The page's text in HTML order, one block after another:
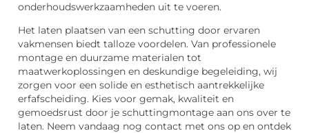
onderhoudswerkzaamheden uit te voeren.
Het laten plaatsen van een schutting door ervaren
vakmensen biedt talloze voordelen. Van professionele
montage en duurzame materialen tot
maatwerkoplossingen en deskundige begeleiding, wij
zorgen voor een solide en esthetisch aantrekkelijke
erfafscheiding. Kies voor gemak, kwaliteit en
gemoedsrust door je schuttingmontage aan ons over te
laten. Neem vandaag nog contact met ons op en ontdek